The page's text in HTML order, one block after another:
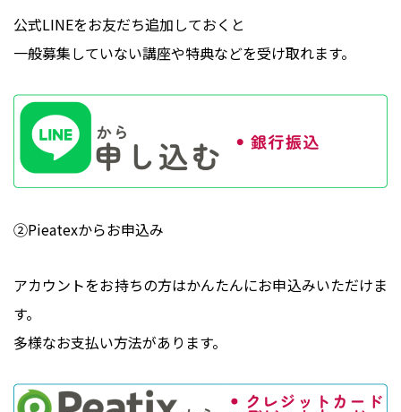
公式LINEをお友だち追加しておくと
一般募集していない講座や特典などを受け取れます。
②Pieatexからお申込み
アカウントをお持ちの方はかんたんにお申込みいただけま
す。
多様なお支払い方法があります。